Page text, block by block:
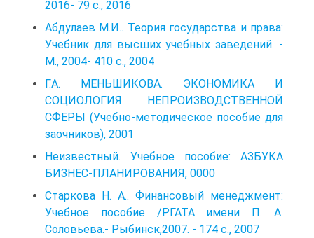
2016- 79 с., 2016
Абдулаев М.И.. Теория государства и права:
Учебник для высших учебных заведений. -
М., 2004- 410 с., 2004
Г.А. МЕНЬШИКОВА. ЭКОНОМИКА И
СОЦИОЛОГИЯ НЕПРОИЗВОДСТВЕННОЙ
СФЕРЫ (Учебно-методическое пособие для
заочников), 2001
Неизвестный. Учебное пособие: АЗБУКА
БИЗНЕС-ПЛАНИРОВАНИЯ, 0000
Старкова Н. А.. Финансовый менеджмент:
Учебное пособие /РГАТА имени П. А.
Соловьева.- Рыбинск,2007. - 174 с., 2007